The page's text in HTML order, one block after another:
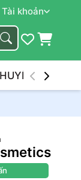
Tài khoản
NGHIỆP